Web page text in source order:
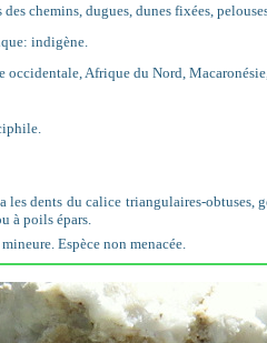
des chemins, dugues, dunes fixées,
indigène.
occidentale, Afrique du Nord,
les dents du calice triangulaires-obtuses,
à poils épars.
Espèce non menacée.